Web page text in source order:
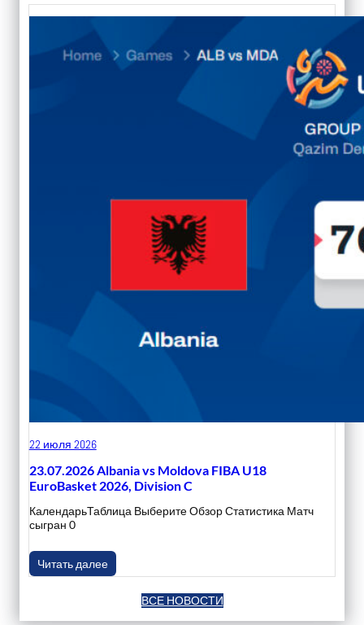
22 июля 2026
23.07.2026 Albania vs Moldova FIBA U18
EuroBasket 2026, Division C
КалендарьТаблица Выберите Обзор Статистика Матч
сыгран 0
Читать далее
ВСЕ НОВОСТИ